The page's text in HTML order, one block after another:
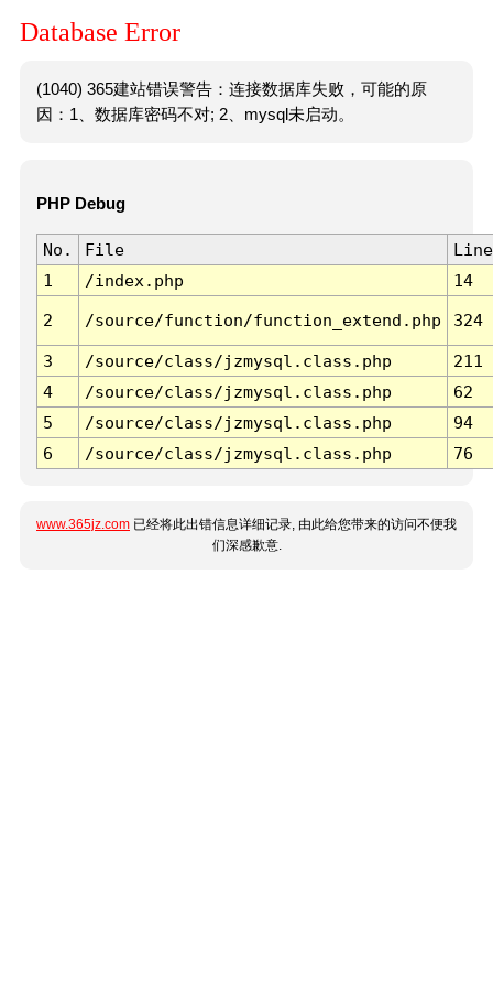
Database Error
(1040) 365建站错误警告：连接数据库失败，可能的原
因：1、数据库密码不对; 2、mysql未启动。
PHP Debug
No. File
Line
1
/index.php 14
2 /source/function/function_extend.php 324
3 /source/class/jzmysql.class.php
211
4
/source/class/jzmysql.class.php
62
5
/source/class/jzmysql.class.php
94
6
/source/class/jzmysql.class.php 76
www.365jz.com 已经将此出错信息详细记录, 由此给您带来的访问不便我
们深感歉意.